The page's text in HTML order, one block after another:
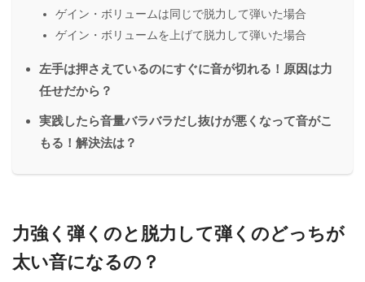
ゲイン・ボリュームは同じで脱力して弾いた場合
ゲイン・ボリュームを上げて脱力して弾いた場合
左手は押さえているのにすぐに音が切れる！原因は力
任せだから？
実践したら音量バラバラだし抜けが悪くなって音がこ
もる！解決法は？
力強く弾くのと脱力して弾くのどっちが
太い音になるの？